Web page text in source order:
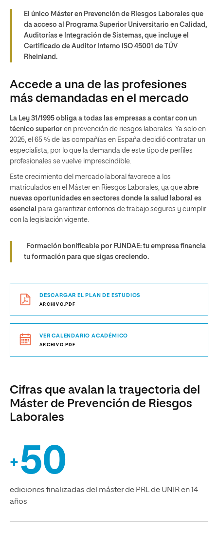
El único Máster en Prevención de Riesgos Laborales que
da acceso al Programa Superior Universitario en Calidad,
Auditorías e Integración de Sistemas, que incluye el
Certificado de Auditor Interno ISO 45001 de TÜV
Rheinland.
Accede a una de las profesiones
más demandadas en el mercado
La Ley 31/1995 obliga a todas las empresas a contar con un
técnico superior en prevención de riesgos laborales. Ya solo en
2025, el 65 % de las compañías en España decidió contratar un
especialista, por lo que la demanda de este tipo de perfiles
profesionales se vuelve imprescindible.
Este crecimiento del mercado laboral favorece a los
matriculados en el Máster en Riesgos Laborales, ya que abre
nuevas oportunidades en sectores donde la salud laboral es
esencial para garantizar entornos de trabajo seguros y cumplir
con la legislación vigente.
Formación bonificable por FUNDAE: tu empresa financia
tu formación para que sigas creciendo.
DESCARGAR EL PLAN DE ESTUDIOS
ARCHIVO.PDF
VER CALENDARIO ACADÉMICO
ARCHIVO.PDF
Cifras que avalan la trayectoria del
Máster de Prevención de Riesgos
Laborales
+ 50
ediciones finalizadas del máster de PRL de UNIR en 14
años